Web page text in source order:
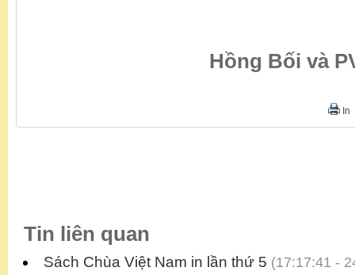
Hồng Bối và
In
Tin liên quan
Sách Chùa Việt Nam in lần thứ 5 (17:17:41 -